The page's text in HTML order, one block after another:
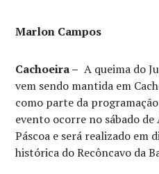
Marlon Campos
Cachoeira – A queima do
vem sendo mantida em
como parte da
evento ocorre no sábado
Páscoa e será realizado em
histórica do Recôncavo da